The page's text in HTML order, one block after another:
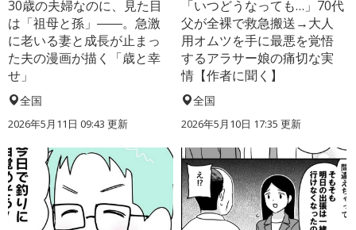
30歳の夫婦なのに、見た目
は「祖母と孫」――。急激
に老いる妻と成長が止まっ
た夫の漫画が描く「歳と幸
せ」
全国
2026年5月11日 09:43 更新
「いつどうなっても…」70代
父が全裸で救急搬送→大人
用オムツを手に最悪を覚悟
するアラサー娘の痛切な実
情【作者に聞く】
全国
2026年5月10日 17:35 更新